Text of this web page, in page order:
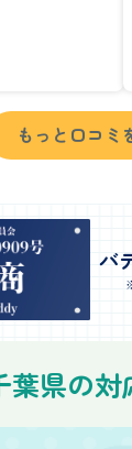
ですが、手
だき驚きま
注意点を
ただけたの
持って作
ました。
床を傷つ
注意を払っ
スムーズ
もっと口コミ
バ
葉県の対